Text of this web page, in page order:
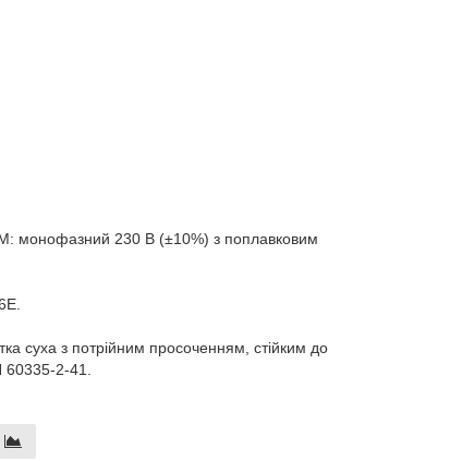
монофазний 230 В (±10%) з поплавковим
суха з потрійним просоченням, стійким до
2-41.